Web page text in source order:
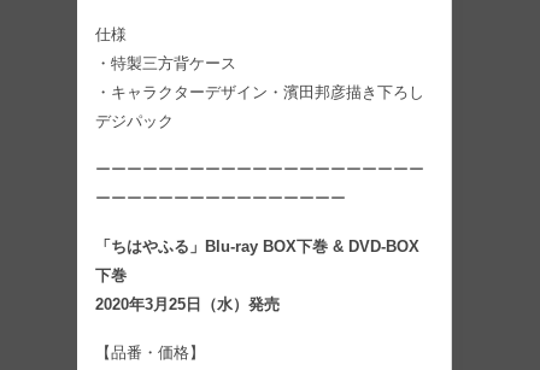
仕様
・特製三方背ケース
・キャラクターデザイン・濱田邦彦描き下ろし
デジパック
ーーーーーーーーーーーーーーーーーーーーー
ーーーーーーーーーーーーーーーー
「ちはやふる」Blu-ray BOX下巻 & DVD-BOX
下巻
2020年3月25日（水）発売
【品番・価格】